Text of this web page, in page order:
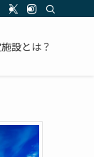
設とは？